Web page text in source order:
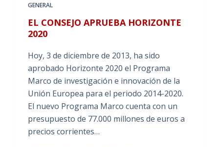
GENERAL
EL CONSEJO APRUEBA HORIZONTE
2020
Hoy, 3 de diciembre de 2013, ha sido
aprobado Horizonte 2020 el Programa
Marco de investigación e innovación de la
Unión Europea para el periodo 2014-2020.
El nuevo Programa Marco cuenta con un
presupuesto de 77.000 millones de euros a
precios corrientes…